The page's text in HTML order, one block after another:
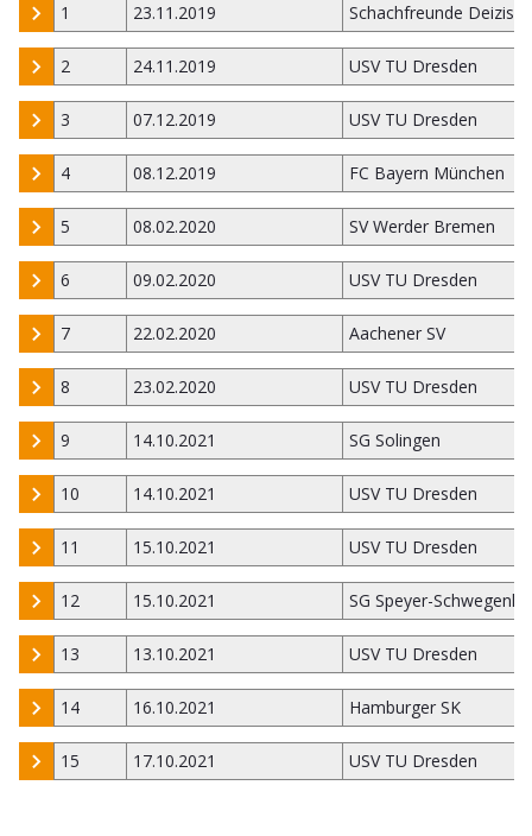
1 23.11.2019 Schachfreunde
2 24.11.2019 USV TU Dresden
3 07.12.2019 USV TU Dresden
4 08.12.2019 FC Bayern München
5 08.02.2020 SV Werder Bremen
6 09.02.2020 USV TU Dresden
7 22.02.2020 Aachener SV
8 23.02.2020 USV TU Dresden
9 14.10.2021 SG Solingen
10 14.10.2021 USV TU Dresden
11 15.10.2021 USV TU Dresden
12 15.10.2021 SG Speyer-
13 13.10.2021 USV TU Dresden
14 16.10.2021 Hamburger SK
15 17.10.2021 USV TU Dresden